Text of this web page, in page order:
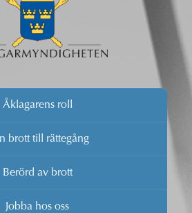
Åklagarens roll
brott till rättegång
Berörd av brott
Jobba hos oss